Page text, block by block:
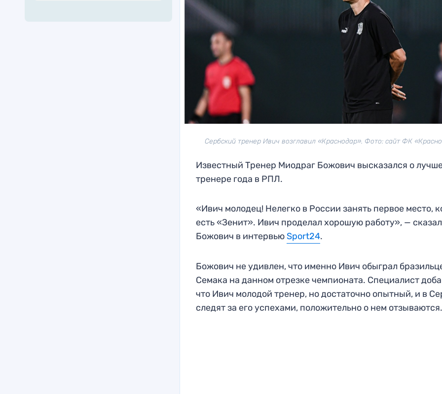
Сербский тренер Ивич возглавил «Краснодар». Фото: сайт ФК
Известный Тренер Миодраг Божович высказался о
тренере года в РПЛ.
«Ивич молодец! Нелегко в России занять первое место,
есть «Зенит». Ивич проделал хорошую работу», — сказал
Божович в интервьюSport24.
Божович не удивлен, что именно Ивич обыграл
Семака на данном отрезке чемпионата. Специалист
что Ивич молодой тренер, но достаточно опытный, и в
следят за его успехами, положительно о нем